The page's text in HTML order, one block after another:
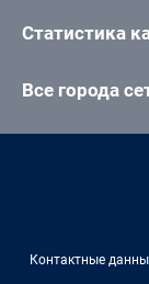
Статистика
Все города
Контактные